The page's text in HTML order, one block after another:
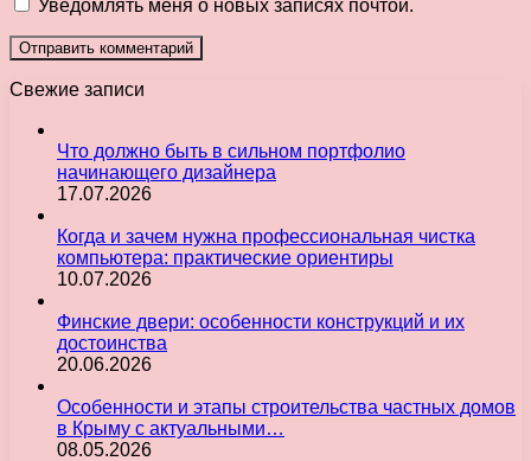
Уведомлять меня о новых записях почтой.
Свежие записи
Что должно быть в сильном портфолио
начинающего дизайнера
17.07.2026
Когда и зачем нужна профессиональная чистка
компьютера: практические ориентиры
10.07.2026
Финские двери: особенности конструкций и их
достоинства
20.06.2026
Особенности и этапы строительства частных домов
в Крыму с актуальными…
08.05.2026